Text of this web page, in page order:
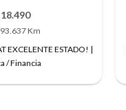
18.490
93.637 Km
EXCELENTE ESTADO! |
/ Financia